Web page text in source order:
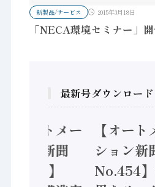
新製品/サービス 2015年3月18日
「NECA環境セミナー」
最新号ダウンロード
【オートメー
ション新聞
No.455】
【オート
ション新
No.454